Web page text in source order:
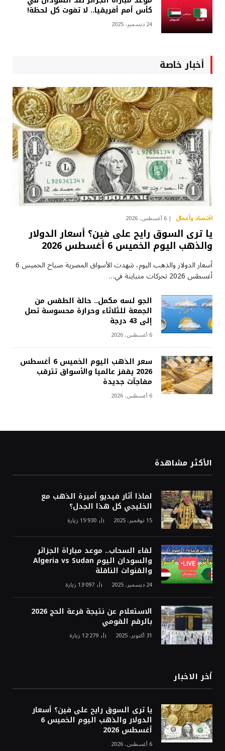
كأس أمم أفريقيا.. لا تفوت كل لحظة!
24 ديسمبر، 2025
أخبار خاصة
اقتصاد وأعمال 6 أغسطس، 2026
يا ترى السوق رايح على فين؟ أسعار الدولار
والذهب اليوم الخميس 6 أغسطس 2026
أسعار الدولار والذهب اليوم، شهدت الأسواق المصرية صباح الخميس 6
أغسطس 2026 تحركات متباينة في…
الجو لسه مكمل.. حالة الطقس من
الجمعة للثلاثاء وحرارة محسوسة تصل
إلى 43 درجة
6 أغسطس، 2026
سعر الذهب اليوم الخميس 6 أغسطس
2026 يقفز عالميا والأسواق تترقب
مفاجآت جديدة
6 أغسطس، 2026
الأكثر مشاهدة
لماذا أثار فيديو أميرة الذهب مع
الخليجي كل هذا الجدل؟
15 نوفمبر، 2025 15٬930 زيارة
لقاء السحاب.. موعد مباراة الجزائر
والسودان اليوم Algeria vs Sudan
والقنوات الناقلة
24 ديسمبر، 2025 13٬097 زيارة
الاستعلام عن نتيجة قرعة الحج 2026
بالرقم القومي
31 أكتوبر، 2025 12٬279 زيارة
أخر الاخبار
يا ترى السوق رايح على فين؟ أسعار
الدولار والذهب اليوم الخميس 6
أغسطس 2026
6 أغسطس، 2026